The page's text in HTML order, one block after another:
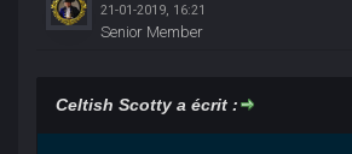
21-01-2019, 16:21
Senior Member
Celtish Scotty a écrit :